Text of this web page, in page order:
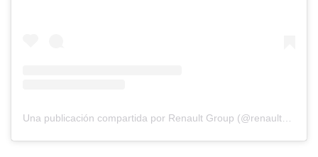
Una publicación compartida por Renault Group (@renaultgroup)